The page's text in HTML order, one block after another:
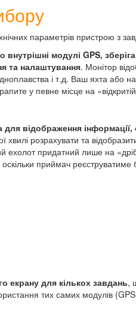
параметрів пристрою з
модулі GPS,
та налаштування. Монітор
і т.д. Ваш яхта або
у певне місце на
відображення
розрахувати та
придатний лише на
приймач реєструватиме
екрану для кількох завдань,
тих самих модулів